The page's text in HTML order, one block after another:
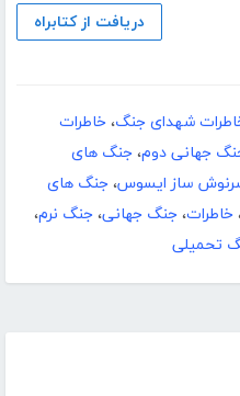
دریافت از کتابراه
شهدای جنگ، خاطرات
جهانی دوم، جنگ های
ساز ایسوس، جنگ های
خاطرات، جنگ جهانی، جنگ نرم،
تحمیلی